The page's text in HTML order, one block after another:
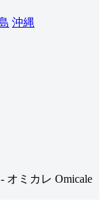
沖縄
ミカレ Omicale